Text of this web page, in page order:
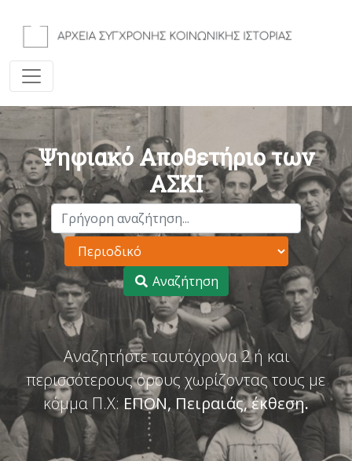
Ψηφιακό Αποθετήριο των
ΑΣΚΙ
Αναζήτηση
Αναζητήστε ταυτόχρονα 2 ή και
περισσότερους όρους χωρίζοντας τους με
κόμμα Π.Χ: ΕΠΟΝ, Πειραιάς, έκθεση.